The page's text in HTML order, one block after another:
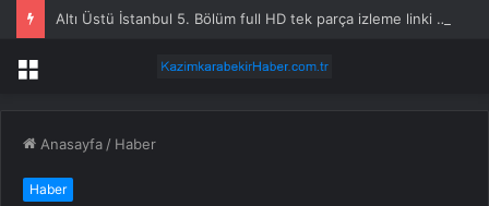
Altı Üstü İstanbul 5. Bölüm full HD tek parça izleme linki var mı, ATV Altı Üstü İstanbul 5. bölüm nereden izlenir?
Menü
Anasayfa / Haber
Haber